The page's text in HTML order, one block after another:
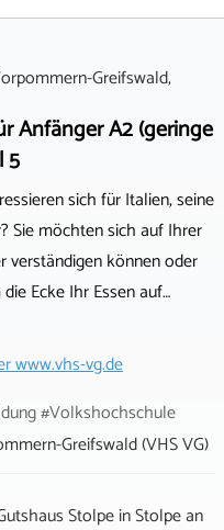
Greifswald,
Anfänger A2 (geringe
5
sich für Italien, seine
Sie möchten sich auf Ihrer
verständigen können oder
Ecke Ihr Essen auf…
www.vhs-vg.de
#Volkshochschule
Greifswald (VHS VG)
StolpeinStolpe an